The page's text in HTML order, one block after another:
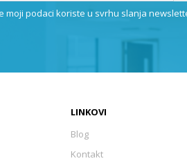
moji podaci koriste u svrhu slanja
LINKOVI
Blog
Kontakt